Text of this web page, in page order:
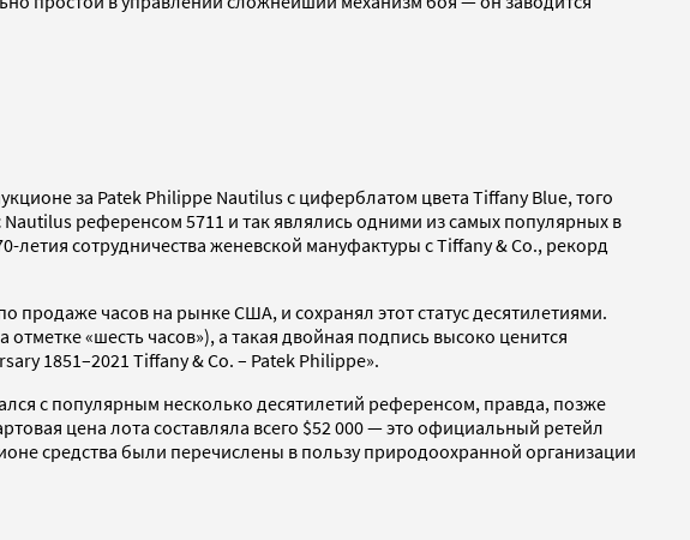
за Patek Philippe Nautilus с циферблатом цвета Tiffany Blue, того
референсом 5711 и так являлись одними из самых популярных в
летия сотрудничества женевской мануфактуры с Tiffany & Co., рекорд
часов на рынке США, и сохранял этот статус десятилетиями.
«шесть часов»), а такая двойная подпись высоко ценится
1851–2021 Tiffany & Co. – Patek Philippe».
с популярным несколько десятилетий референсом, правда, позже
цена лота составляла всего $52 000 — это официальный ретейл
средства были перечислены в пользу природоохранной организации